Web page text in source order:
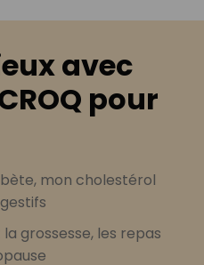
avec
pour
mon cholestérol
grossesse, les repas